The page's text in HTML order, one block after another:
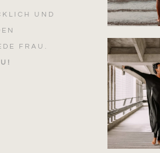
UND
FRAU.